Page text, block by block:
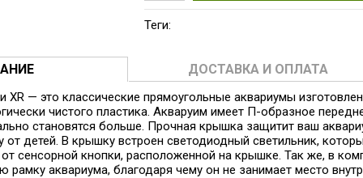
Теги:
ДОСТАВКА И ОПЛАТА
XR — это классические прямоугольные аквариумы
чистого пластика. Акваруим имеет П-образное
становятся больше. Прочная крышка защитит ваш
детей. В крышку встроен светодиодный светильник,
сенсорной кнопки, расположенной на крышке. Так же, в
рамку аквариума, благодаря чему он не занимает место